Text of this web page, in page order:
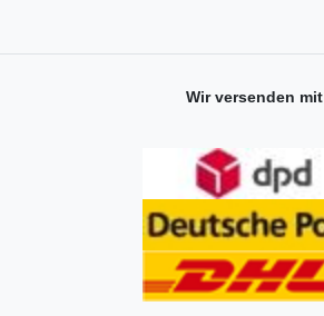
Wir versenden mit